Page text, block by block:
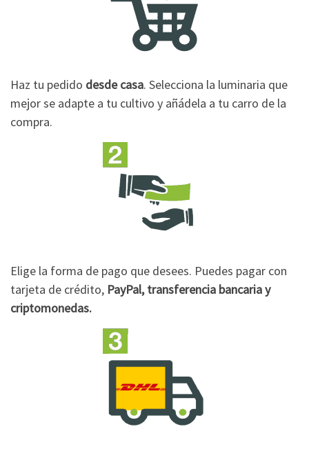
Haz tu pedido desde casa. Selecciona la luminaria que
mejor se adapte a tu cultivo y añádela a tu carro de la
compra.
Elige la forma de pago que desees. Puedes pagar con
tarjeta de crédito, PayPal, transferencia bancaria y
criptomonedas.